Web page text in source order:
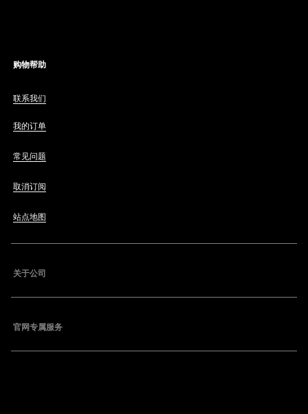
购物帮助
联系我们
我的订单
常见问题
取消订阅
站点地图
关于公司
官网专属服务